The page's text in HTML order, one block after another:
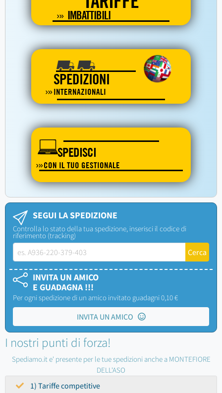
IMBATTIBILI
SPEDIZIONI
INTERNAZIONALI
SPEDISCI
CON IL TUO GESTIONALE
SEGUI LA SPEDIZIONE
Controlla lo stato della tua spedizione, inserisci il codice di
riferimento (tracking)
INVITA UN AMICO
E GUADAGNA !!!
Per ogni spedizione di un amico invitato guadagni 0,10 €
INVITA UN AMICO
I nostri punti di forza!
Spediamo.it e' presente per le tue spedizioni anche a MONTEFIORE
DELL'ASO
1) Tariffe competitive